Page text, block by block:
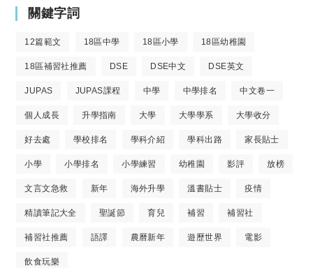
關鍵字詞
12篇範文 18區中學 18區小學 18區幼稚園
18區補習社推薦 DSE DSE中文 DSE英文
JUPAS JUPAS課程 中學 中學排名 中文卷一
個人成長 升學指南 大學 大學學系 大學收分
好去處 學校排名 學科介紹 學科出路 家長貼士
小學 小學排名 小學練習 幼稚園 影評 放榜
文言文急救 新年 海外升學 溫書貼士 疫情
精讀筆記大全 聖誕節 育兒 補習 補習社
補習社推薦 語譯 農曆新年 遊歷世界 電影
飲食玩樂